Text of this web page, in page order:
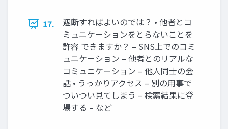
17.
遮断すればよいのでは？ • 他者とコ
ミュニケーションをとらないことを
許容 できますか？ – SNS上でのコミ
ュニケーション – 他者とのリアルな
コミュニケーション – 他人同士の会
話 • うっかりアクセス – 別の用事で
ついつい見てしまう – 検索結果に登
場する – など